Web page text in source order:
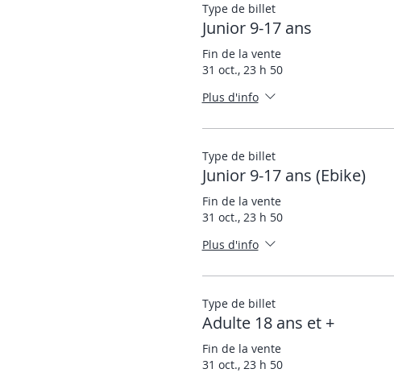
Type de billet
Junior 9-17 ans
Fin de la vente
31 oct., 23 h 50
Plus d'info
Type de billet
Junior 9-17 ans (Ebike)
Fin de la vente
31 oct., 23 h 50
Plus d'info
Type de billet
Adulte 18 ans et +
Fin de la vente
31 oct., 23 h 50